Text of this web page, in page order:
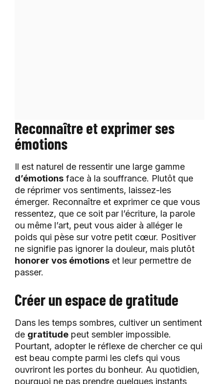
Reconnaître et exprimer ses
émotions
Il est naturel de ressentir une large gamme
d’émotions face à la souffrance. Plutôt que
de réprimer vos sentiments, laissez-les
émerger. Reconnaître et exprimer ce que vous
ressentez, que ce soit par l’écriture, la parole
ou même l’art, peut vous aider à alléger le
poids qui pèse sur votre petit cœur. Positiver
ne signifie pas ignorer la douleur, mais plutôt
honorer vos émotions et leur permettre de
passer.
Créer un espace de gratitude
Dans les temps sombres, cultiver un sentiment
de gratitude peut sembler impossible.
Pourtant, adopter le réflexe de chercher ce qui
est beau compte parmi les clefs qui vous
ouvriront les portes du bonheur. Au quotidien,
pourquoi ne pas prendre quelques instants